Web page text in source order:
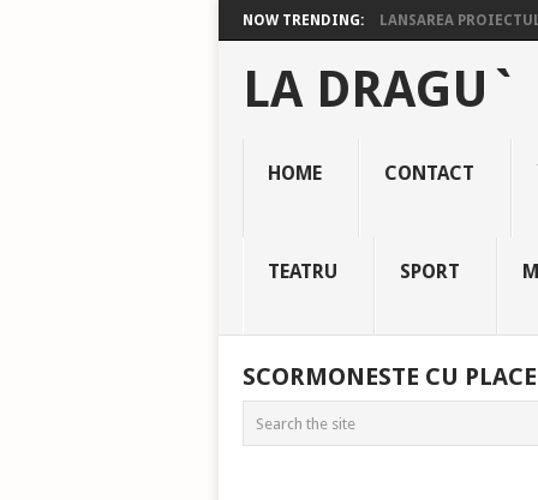
NOW TRENDING: LANSAREA
LA DRAGU`
HOME CONTACT
TEATRU SPORT
SCORMONESTE CU